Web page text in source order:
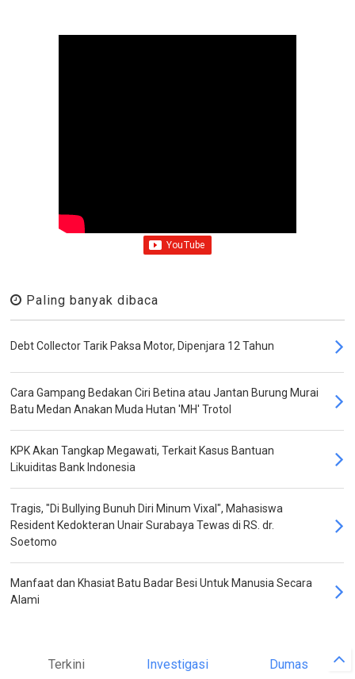
Paling banyak dibaca
Debt Collector Tarik Paksa Motor, Dipenjara 12 Tahun
Cara Gampang Bedakan Ciri Betina atau Jantan Burung Murai
Batu Medan Anakan Muda Hutan 'MH' Trotol
KPK Akan Tangkap Megawati, Terkait Kasus Bantuan
Likuiditas Bank Indonesia
Tragis, "Di Bullying Bunuh Diri Minum Vixal", Mahasiswa
Resident Kedokteran Unair Surabaya Tewas di RS. dr.
Soetomo
Manfaat dan Khasiat Batu Badar Besi Untuk Manusia Secara
Alami
Terkini Investigasi Dumas